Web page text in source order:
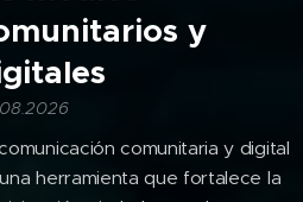
y
comunitaria y digital
herramienta que fortalece la